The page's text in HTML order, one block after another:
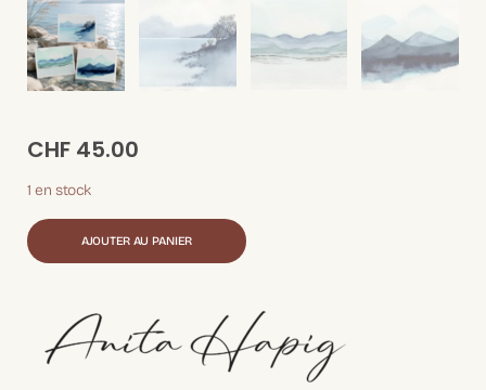
CHF 45.00
1 en stock
AJOUTER AU PANIER